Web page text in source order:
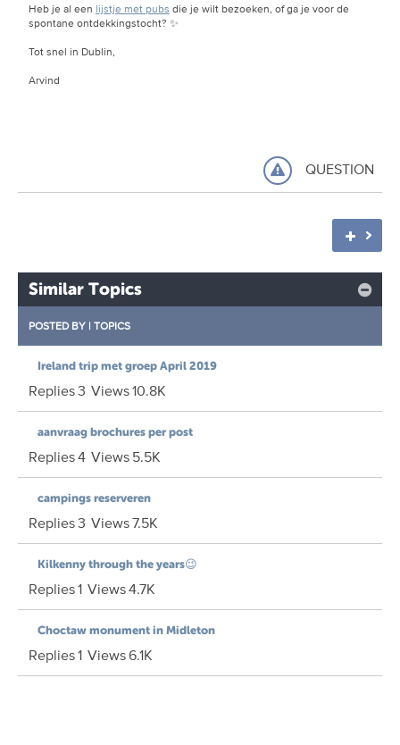
Heb je al een lijstje met pubs die je wilt bezoeken, of ga je voor de
spontane ontdekkingstocht? ✨
Tot snel in Dublin,
Arvind
QUESTION
Similar Topics
POSTED BY | TOPICS
Ireland trip met groep April 2019
Replies3 Views10.8K
aanvraag brochures per post
Replies4 Views5.5K
campings reserveren
Replies3 Views7.5K
Kilkenny through the years😉
Replies1 Views4.7K
Choctaw monument in Midleton
Replies1 Views6.1K